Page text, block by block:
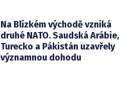
Na Blízkém východě vzniká
druhé NATO. Saudská Arábie,
Turecko a Pákistán uzavřely
významnou dohodu